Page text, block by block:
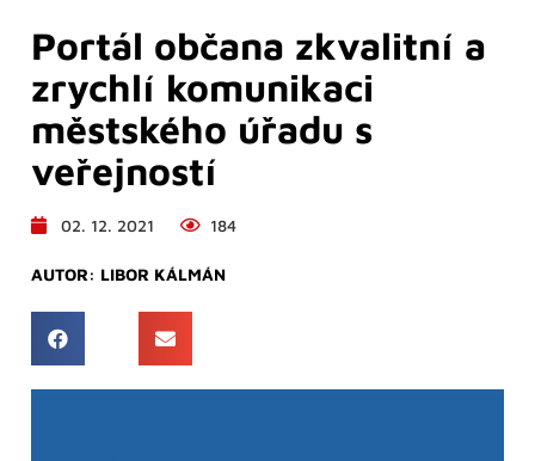
Portál občana zkvalitní a
zrychlí komunikaci
městského úřadu s
veřejností
02. 12. 2021 184
AUTOR: LIBOR KÁLMÁN